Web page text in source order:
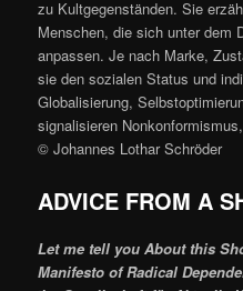
zu Kultgegenständen. Sie
Menschen, die sich unter dem
anpassen. Je nach Marke,
sie den sozialen Status und
Globalisierung,
signalisieren
© Johannes Lothar Schröder
ADVICE FROM A
Let me tell you About this
Manifesto of Radical